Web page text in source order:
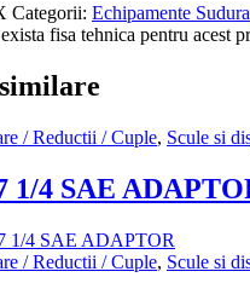
Categorii: Echipamente Sudura
fisa tehnica pentru acest
/ Reductii / Cuple, Scule si
1/4 SAE
/ Reductii / Cuple, Scule si